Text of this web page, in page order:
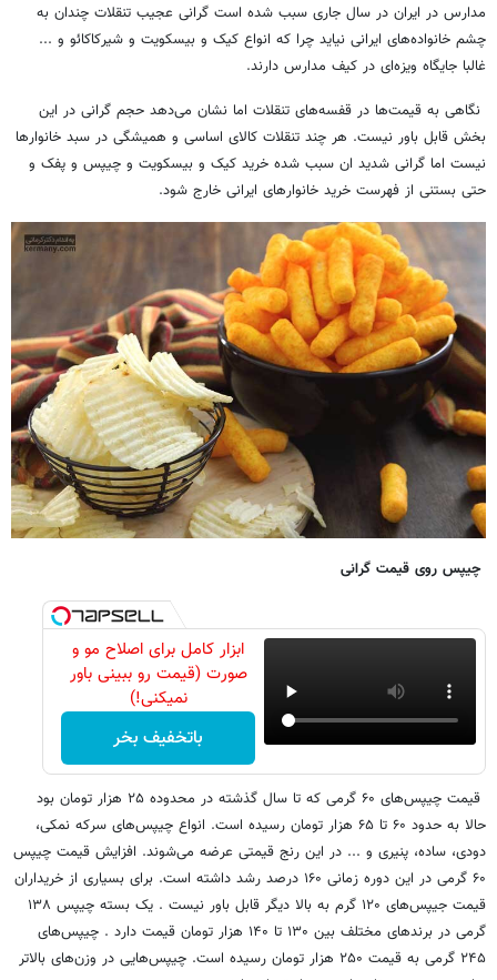
مدارس در ایران در سال جاری سبب شده است گرانی عجیب تنقلات چندان به
چشم خانواده‌های ایرانی نیاید چرا که انواع کیک و بیسکویت و شیرکاکائو و ...
غالبا جایگاه ویزه‌ای در کیف مدارس دارند.
نگاهی به قیمت‌ها در قفسه‌های تنقلات اما نشان می‌دهد حجم گرانی در این
بخش قابل باور نیست. هر چند تنقلات کالای اساسی و همیشگی در سبد خانوارها
نیست اما گرانی شدید ان سبب شده خرید کیک و بیسکویت و چیپس و پفک و
حتی بستنی از فهرست خرید خانوارهای ایرانی خارج شود.
چیپس روی قیمت گرانی
ابزار کامل برای اصلاح مو و
صورت (قیمت رو ببینی باور
نمیکنی!)
باتخفیف بخر
قیمت چیپس‌های ۶۰ گرمی که تا سال گذشته در محدوده ۲۵ هزار تومان بود
حالا به حدود ۶۰ تا ۶۵ هزار تومان رسیده است. انواع چیپس‌های سرکه نمکی،
دودی، ساده، پنیری و ... در این رنج قیمتی عرضه می‌شوند. افزایش قیمت چیپس
۶۰ گرمی در این دوره زمانی ۱۶۰ درصد رشد داشته است. برای بسیاری از خریداران
قیمت جیپس‌های ۱۲۰ گرم به بالا دیگر قابل باور نیست . یک بسته چیپس ۱۳۸
گرمی در برندهای مختلف بین ۱۳۰ تا ۱۴۰ هزار تومان قیمت دارد . چیپس‌های
۲۴۵ گرمی به قیمت ۲۵۰ هزار تومان رسیده است. چیپس‌هایی در وزن‌های بالاتر